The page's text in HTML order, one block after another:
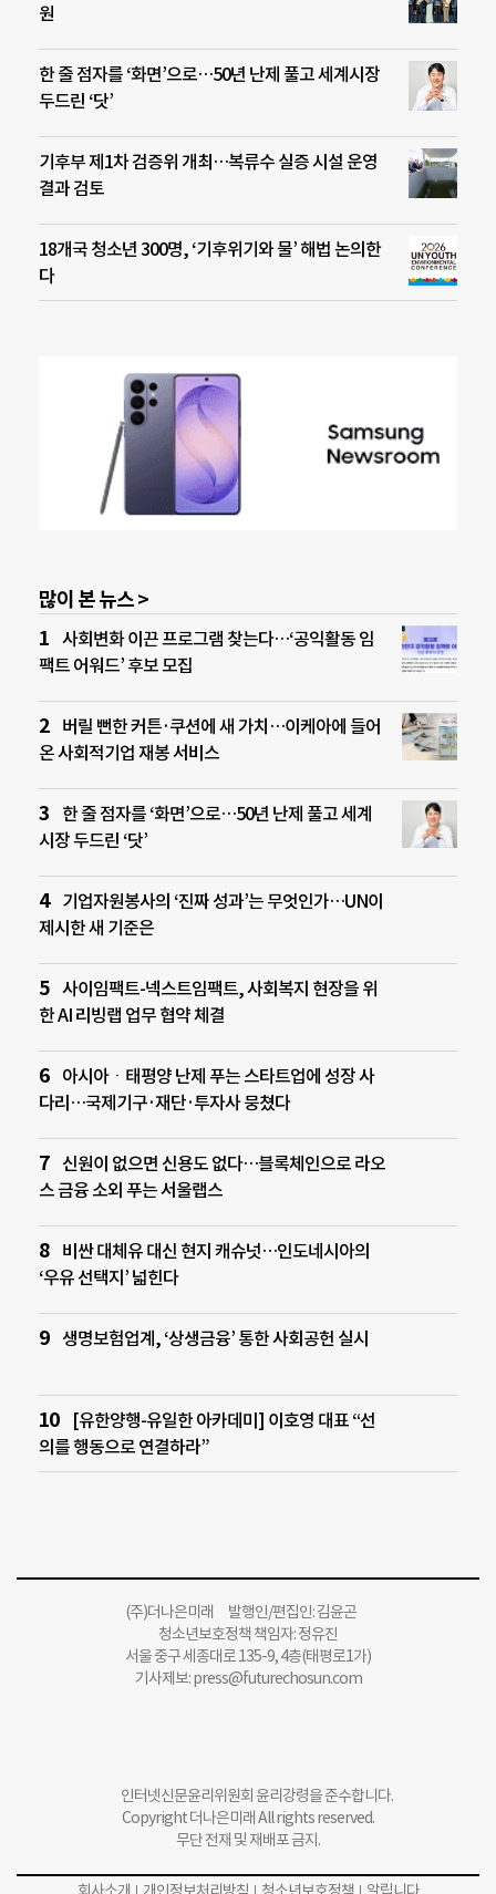
원
한 줄 점자를 ‘화면’으로…50년 난제 풀고 세계시장
두드린 ‘닷’
기후부 제1차 검증위 개최…복류수 실증 시설 운영
결과 검토
18개국 청소년 300명, ‘기후위기와 물’ 해법 논의한
다
많이 본 뉴스 >
사회변화 이끈 프로그램 찾는다…‘공익활동 임
팩트 어워드’ 후보 모집
버릴 뻔한 커튼·쿠션에 새 가치…이케아에 들어
온 사회적기업 재봉 서비스
한 줄 점자를 ‘화면’으로…50년 난제 풀고 세계
시장 두드린 ‘닷’
기업자원봉사의 ‘진짜 성과’는 무엇인가…UN이
제시한 새 기준은
사이임팩트-넥스트임팩트, 사회복지 현장을 위
한 AI 리빙랩 업무 협약 체결
아시아ㆍ태평양 난제 푸는 스타트업에 성장 사
다리…국제기구·재단·투자사 뭉쳤다
신원이 없으면 신용도 없다…블록체인으로 라오
스 금융 소외 푸는 서울랩스
비싼 대체유 대신 현지 캐슈넛…인도네시아의
‘우유 선택지’ 넓힌다
생명보험업계, ‘상생금융’ 통한 사회공헌 실시
[유한양행-유일한 아카데미] 이호영 대표 “선
의를 행동으로 연결하라”
(주)더나은미래 발행인/편집인: 김윤곤
청소년보호정책 책임자: 정유진
서울 중구 세종대로 135-9, 4층(태평로1가)
기사제보:press@futurechosun.com
인터넷신문윤리위원회 윤리강령을 준수합니다.
Copyright 더나은미래 All rights reserved.
무단 전재 및 재배포 금지.